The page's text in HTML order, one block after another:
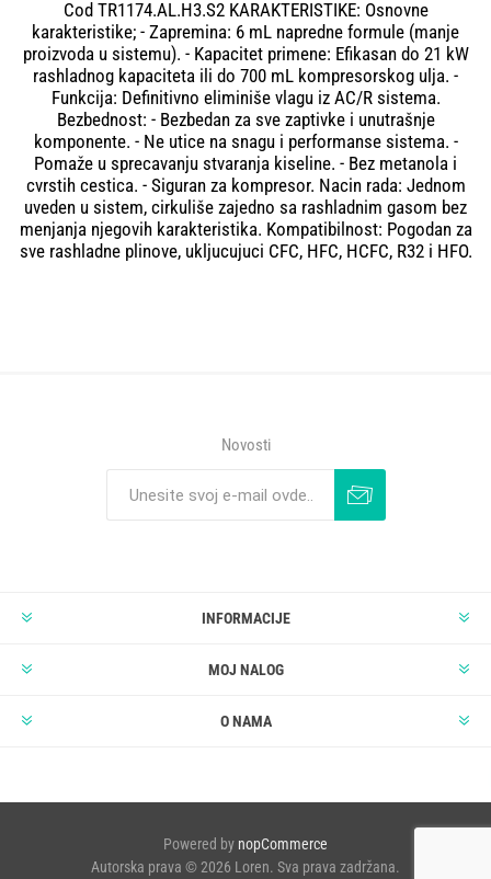
Cod TR1174.AL.H3.S2 KARAKTERISTIKE: Osnovne
karakteristike; - Zapremina: 6 mL napredne formule (manje
proizvoda u sistemu). - Kapacitet primene: Efikasan do 21 kW
rashladnog kapaciteta ili do 700 mL kompresorskog ulja. -
Funkcija: Definitivno eliminiše vlagu iz AC/R sistema.
Bezbednost: - Bezbedan za sve zaptivke i unutrašnje
komponente. - Ne utice na snagu i performanse sistema. -
Pomaže u sprecavanju stvaranja kiseline. - Bez metanola i
cvrstih cestica. - Siguran za kompresor. Nacin rada: Jednom
uveden u sistem, cirkuliše zajedno sa rashladnim gasom bez
menjanja njegovih karakteristika. Kompatibilnost: Pogodan za
sve rashladne plinove, ukljucujuci CFC, HFC, HCFC, R32 i HFO.
Novosti
INFORMACIJE
MOJ NALOG
O NAMA
Powered by nopCommerce
Autorska prava © 2026 Loren. Sva prava zadržana.